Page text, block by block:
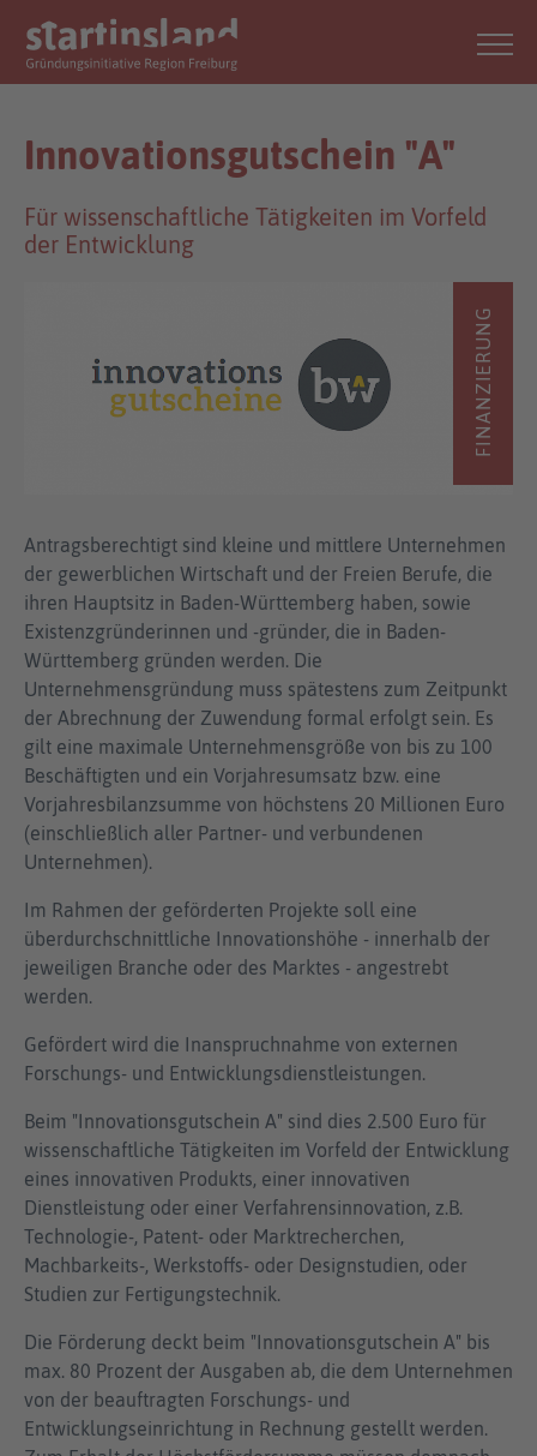
Innovationsgutschein "A"
Für wissenschaftliche Tätigkeiten im Vorfeld
der Entwicklung
FINANZIERUNG
Antragsberechtigt sind kleine und mittlere Unternehmen
der gewerblichen Wirtschaft und der Freien Berufe, die
ihren Hauptsitz in Baden-Württemberg haben, sowie
Existenzgründerinnen und -gründer, die in Baden-
Württemberg gründen werden. Die
Unternehmensgründung muss spätestens zum Zeitpunkt
der Abrechnung der Zuwendung formal erfolgt sein. Es
gilt eine maximale Unternehmensgröße von bis zu 100
Beschäftigten und ein Vorjahresumsatz bzw. eine
Vorjahresbilanzsumme von höchstens 20 Millionen Euro
(einschließlich aller Partner- und verbundenen
Unternehmen).
Im Rahmen der geförderten Projekte soll eine
überdurchschnittliche Innovationshöhe - innerhalb der
jeweiligen Branche oder des Marktes - angestrebt
werden.
Gefördert wird die Inanspruchnahme von externen
Forschungs- und Entwicklungsdienstleistungen.
Beim "Innovationsgutschein A" sind dies 2.500 Euro für
wissenschaftliche Tätigkeiten im Vorfeld der Entwicklung
eines innovativen Produkts, einer innovativen
Dienstleistung oder einer Verfahrensinnovation, z.B.
Technologie-, Patent- oder Marktrecherchen,
Machbarkeits-, Werkstoffs- oder Designstudien, oder
Studien zur Fertigungstechnik.
Die Förderung deckt beim "Innovationsgutschein A" bis
max. 80 Prozent der Ausgaben ab, die dem Unternehmen
von der beauftragten Forschungs- und
Entwicklungseinrichtung in Rechnung gestellt werden.